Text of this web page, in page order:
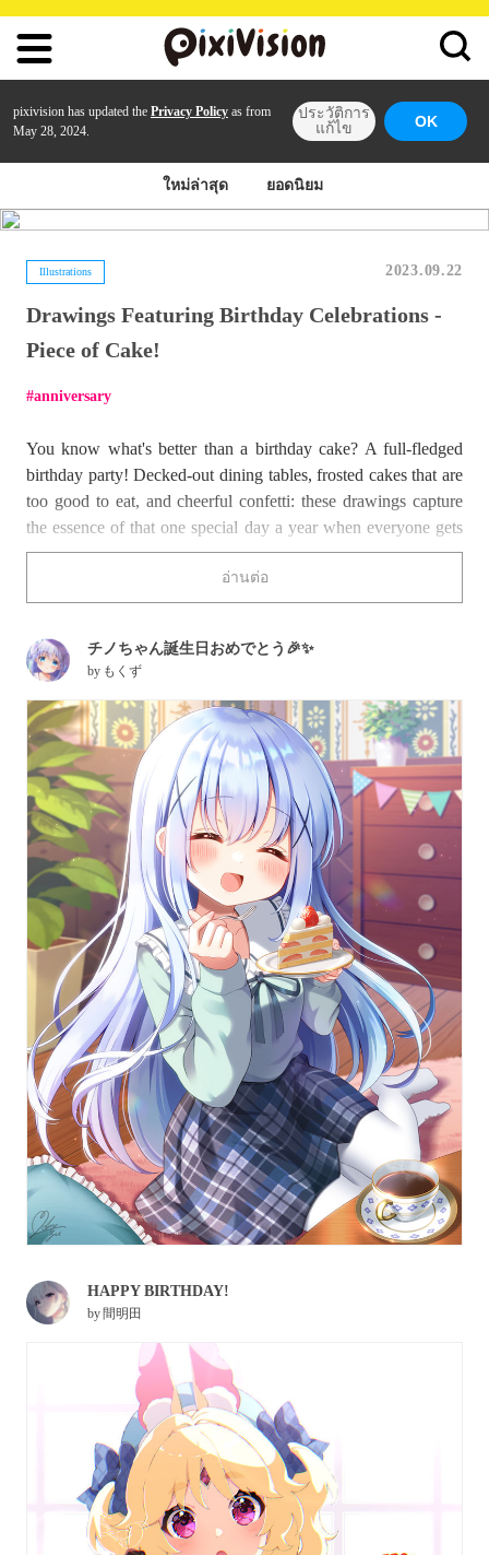
pixivision has updated the Privacy Policy as from
May 28, 2024.
ประวัติการ
แก้ไข
OK
ใหม่ล่าสุด ยอดนิยม
Illustrations 2023.09.22
Drawings Featuring Birthday Celebrations -
Piece of Cake!
anniversary
You know what's better than a birthday cake? A full-fledged
birthday party! Decked-out dining tables, frosted cakes that are
too good to eat, and cheerful confetti: these drawings capture
the essence of that one special day a year when everyone gets
to be a star.
Today we feature a collection of artworks depicting birthday
celebrations. Enjoy!
อ่านต่อ
チノちゃん誕生日おめでとう🎉✨
by もくず
HAPPY BIRTHDAY!
by 間明田